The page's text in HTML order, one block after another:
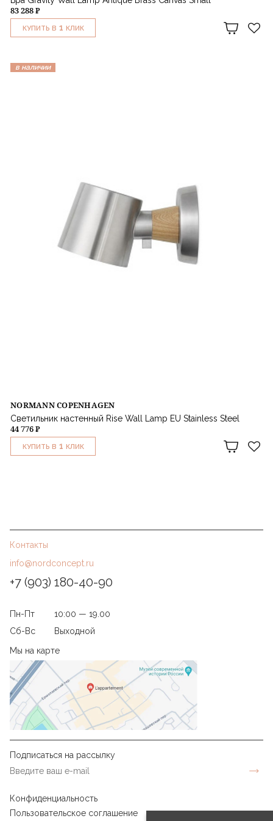
83 288 ₽
КУПИТЬ В 1 КЛИК
в наличии
NORMANN COPENHAGEN
Светильник настенный Rise Wall Lamp EU Stainless Steel
44 776 ₽
КУПИТЬ В 1 КЛИК
Контакты
info@nordconcept.ru
+7 (903) 180-40-90
Пн-Пт
10:00 — 19.00
Сб-Вс
Выходной
Мы на карте
Подписаться на рассылку
Конфиденциальность
Пользовательское соглашение